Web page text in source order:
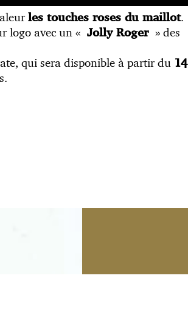
les touches roses du maillot.
logo avec un « Jolly Roger» des
qui sera disponible à partir du 14